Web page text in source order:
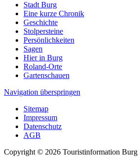
Stadt Burg
Eine kurze Chronik
Geschichte
Stolpersteine
Persönlichkeiten
Sagen
Hier in Burg
Roland-Orte
Gartenschauen
Navigation überspringen
Sitemap
Impressum
Datenschutz
AGB
Copyright © 2026 Touristinformation Burg